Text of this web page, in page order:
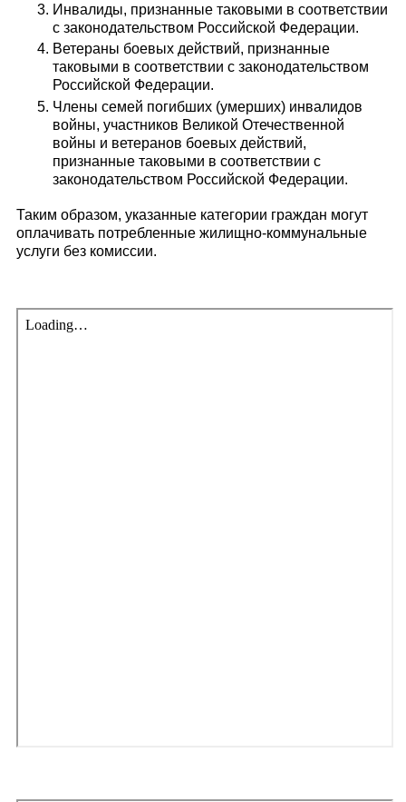
Инвалиды, признанные таковыми в соответствии
с законодательством Российской Федерации.
Ветераны боевых действий, признанные
таковыми в соответствии с законодательством
Российской Федерации.
Члены семей погибших (умерших) инвалидов
войны, участников Великой Отечественной
войны и ветеранов боевых действий,
признанные таковыми в соответствии с
законодательством Российской Федерации.
Таким образом, указанные категории граждан могут
оплачивать потребленные жилищно-коммунальные
услуги без комиссии.